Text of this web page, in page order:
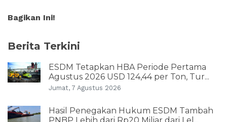
Bagikan Ini!
Berita Terkini
ESDM Tetapkan HBA Periode Pertama
Agustus 2026 USD 124,44 per Ton, Tur...
Jumat, 7 Agustus 2026
Hasil Penegakan Hukum ESDM Tambah
PNBP Lebih dari Rp20 Miliar dari Lel...